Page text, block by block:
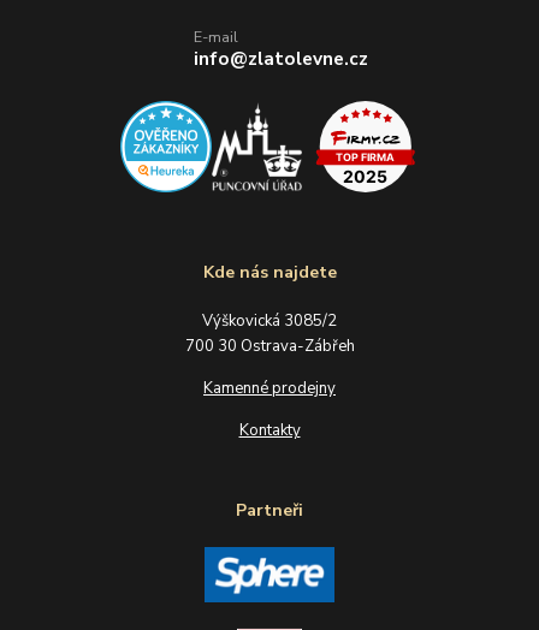
Kde nás najdete
Výškovická 3085/2
700 30 Ostrava-Zábřeh
Kamenné prodejny
Kontakty
Partneři
E-mail
info@zlatolevne.cz